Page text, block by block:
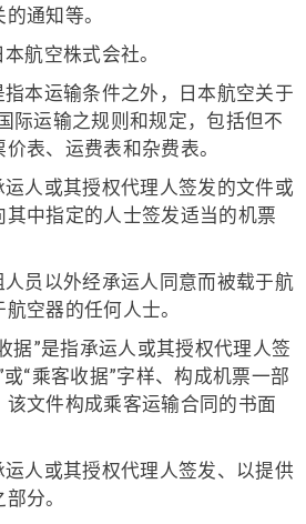
通知等。
航空株式会社。
指本运输条件之外，日本航空关于
际运输之规则和规定，包括但不
表、运费表和杂费表。
运人或其授权代理人签发的文件或
其中指定的人士签发适当的机票
员以外经承运人同意而被载于航
空器的任何人士。
据”是指承运人或其授权代理人签
“乘客收据”字样、构成机票一部
该文件构成乘客运输合同的书面
运人或其授权代理人签发、以提供
分。